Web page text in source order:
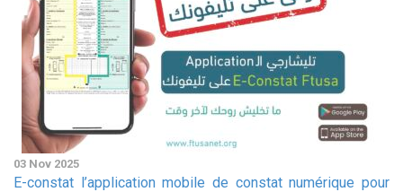
03 Nov 2025
E-constat l’application mobile de constat numérique pour